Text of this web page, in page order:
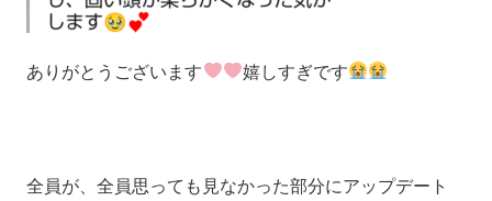
ありがとうございます 嬉しすぎです
全員が、全員思っても見なかった部分にアップデート